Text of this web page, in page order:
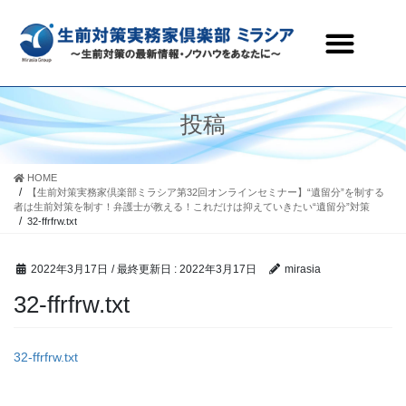
投稿
HOME
【生前対策実務家倶楽部ミラシア第32回オンラインセミナー】“遺留分”を制する
者は生前対策を制す！弁護士が教える！これだけは抑えていきたい“遺留分”対策
32-ffrfrw.txt
2022年3月17日 / 最終更新日 : 2022年3月17日 mirasia
32-ffrfrw.txt
32-ffrfrw.txt